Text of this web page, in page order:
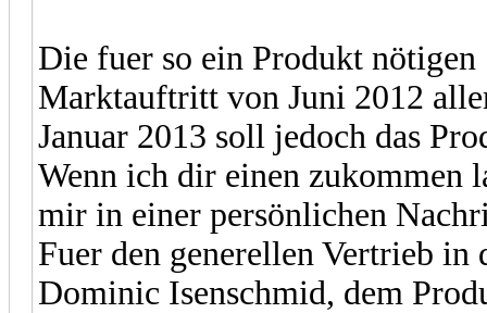
Die fuer so ein Produkt nötigen
Marktauftritt von Juni 2012
Januar 2013 soll jedoch das
Wenn ich dir einen zukommen
mir in einer persönlichen
Fuer den generellen Vertrieb
Dominic Isenschmid, dem